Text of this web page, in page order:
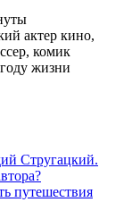
актер кино,
комик
жизни
Стругацкий.
путешествия